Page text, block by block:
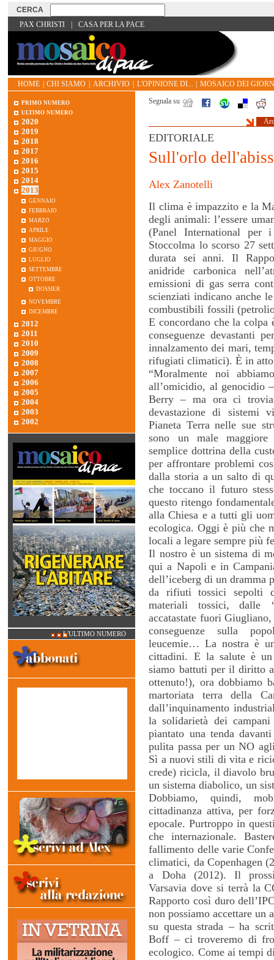
PAX CHRISTI CASA PER LA PACE
HOME CHI SIAMO ARCHIVIO L'OPINIONE DI...
MOSAICO DEI
Segnala su
EDITORIALE
Sull'orlo
Alex Zanotelli
Il clima è impazzito e la
degli animali: l’essere
(Panel International per
Stoccolma lo scorso 27
durata sei anni. Il
anidride carbonica
emissioni di gas serra
scienziati indicano anche
combustibili fossili
E concordano che la colpa
conseguenze devastanti
innalzamento dei mari,
rifugiati climatici). È in
“Moralmente noi
all’omicidio, al genocidio
Berry – ma ora ci
devastazione di sistemi
Pianeta Terra nelle sue
sono un male
semplice dottrina della
per affrontare problemi
dalla storia a un salto di
che toccano il futuro
questo ritengo
alla Chiesa e a tutti gli
ecologica. Oggi è più che
locali a legare sempre più
Il nostro è un sistema di
qui a Napoli e in
dell’iceberg di un dramma
da rifiuti tossici sepolti
materiali tossici, dalle
accatastate fuori
conseguenze sulla
leucemie… La nostra è
cittadini. E la salute è
siamo battuti per il diritto
ottenuto!), ora dobbiamo
martoriata terra della
dall’inquinamento
la solidarietà dei
piantato una tenda
pulita passa per un NO
Sì a nuovi stili di vita e
crede) ricicla, il diavolo
un sistema diabolico, un
Dobbiamo, quindi,
cittadinanza attiva, per
epocale. Purtroppo in
che internazionale.
fallimento delle varie
climatici, da Copenhagen
a Doha (2012). Il
Varsavia dove si terrà la
Rapporto così duro
non possiamo accettare un
su questa strada – ha
Boff – ci troveremo di
ecologico. Come ai tempi
primo numero
ultimo numero
2020
2019
2018
2017
2016
2015
2014
2013
gennaio
febbraio
marzo
aprile
maggio
giugno
luglio
settembre
ottobre
dossier
novembre
dicembre
2012
2011
2010
2009
2008
2007
2006
2005
2004
2003
2002
L'ULTIMO NUMERO